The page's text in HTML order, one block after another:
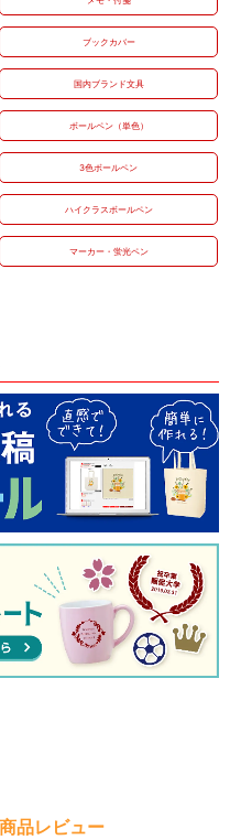
ブックカバー
国内ブランド文具
ボールペン（単色）
3色ボールペン
ハイクラスボールペン
マーカー・蛍光ペン
品レビュー